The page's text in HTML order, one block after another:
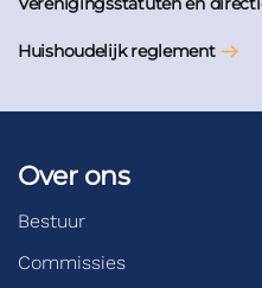
Huishoudelijk reglement
Over ons
Bestuur
Commissies